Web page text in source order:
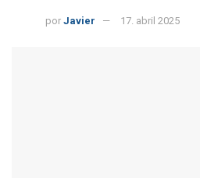
por Javier 17. abril 2025